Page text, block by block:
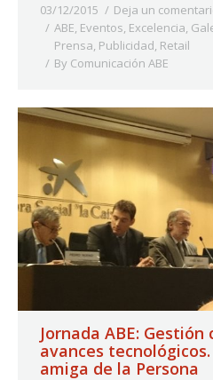
03/12/2015
Deja un
ABE, Eventos, Excelencia,
Prensa, Publicidad, Retail
By Comunicación ABE
Jornada ABE:
avances
amiga de la Persona